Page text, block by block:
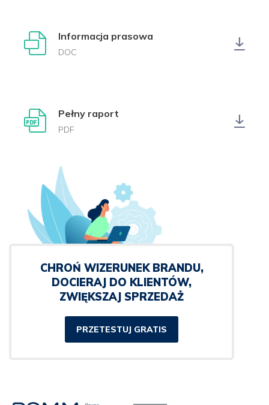
Informacja prasowa
DOC
Pełny raport
PDF
CHROŃ WIZERUNEK BRANDU,
DOCIERAJ DO KLIENTÓW,
ZWIĘKSZAJ SPRZEDAŻ
PRZETESTUJ GRATIS